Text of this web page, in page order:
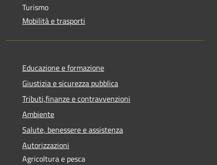
Turismo
Mobilità e trasporti
Educazione e formazione
Giustizia e sicurezza pubblica
Tributi,finanze e contravvenzioni
Ambiente
Salute, benessere e assistenza
Autorizzazioni
Agricoltura e pesca